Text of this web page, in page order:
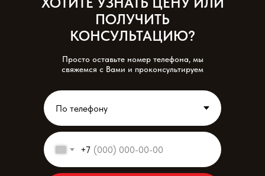
+7
Просто оставьте номер телефона, мы
свяжемся с Вами и проконсультируем
ПОЛУЧИТЬ
КОНСУЛЬТАЦИЮ?